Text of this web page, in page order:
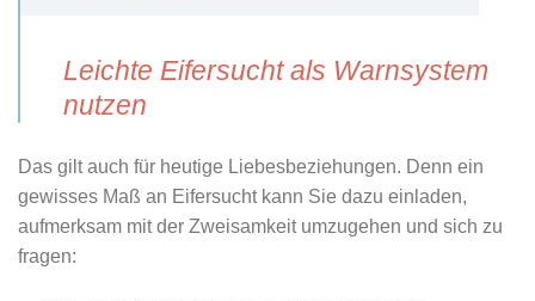
Leichte Eifersucht als Warnsystem
nutzen
Das gilt auch für heutige Liebesbeziehungen. Denn ein
gewisses Maß an Eifersucht kann Sie dazu einladen,
aufmerksam mit der Zweisamkeit umzugehen und sich zu
fragen: